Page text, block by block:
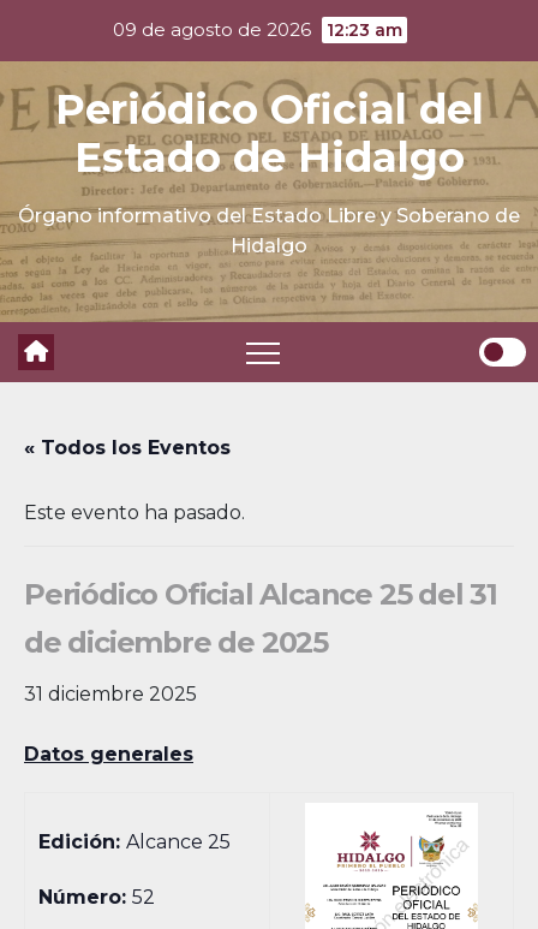
content
09 de agosto de 2026 12:23 am
Periódico Oficial del
Estado de Hidalgo
Órgano informativo del Estado Libre y Soberano de
Hidalgo
« Todos los Eventos
Este evento ha pasado.
Periódico Oficial Alcance 25 del 31
de diciembre de 2025
31 diciembre 2025
Datos generales
Edición:Alcance 25
Número:52